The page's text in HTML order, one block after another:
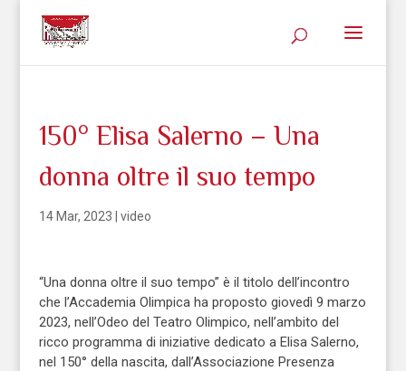
150° Elisa Salerno – Una
donna oltre il suo tempo
14 Mar, 2023 video
“Una donna oltre il suo tempo” è il titolo dell’incontro
che l’Accademia Olimpica ha proposto giovedì 9 marzo
2023, nell’Odeo del Teatro Olimpico, nell’ambito del
ricco programma di iniziative dedicato a Elisa Salerno,
nel 150° della nascita, dall’Associazione Presenza